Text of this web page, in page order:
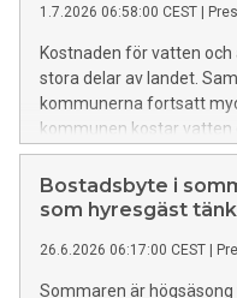
1.7.2026 06:58:00 CEST
Kostnaden för vatten
stora delar av landet.
kommunerna fortsatt
kommunen kostar vatten
än i den billigaste. Det
kartläggning av VA-
Bostadsbyte i
som hyresgäst
26.6.2026 06:17:00 CEST
Sommaren är